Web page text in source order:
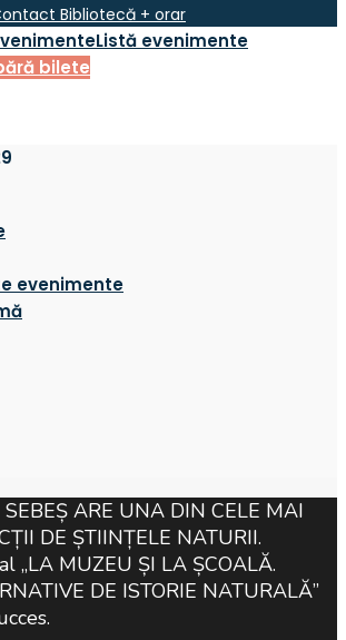
Bibliotecă + orar
Listă evenimente
bilete
evenimente